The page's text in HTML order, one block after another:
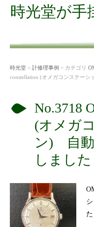
時光堂が手
時光堂 > 計修理事例 > カテゴリ
constellation (オメガコンステー
No.3718
(オメガ
ン) 自動
しました
た